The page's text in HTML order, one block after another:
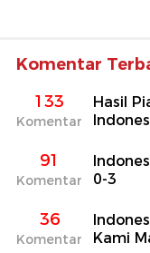
Komentar
133
Komentar
Hasil
91
Komentar
0-3
36
Komentar
Kami